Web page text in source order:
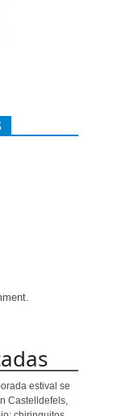
estival se
Castelldefels,